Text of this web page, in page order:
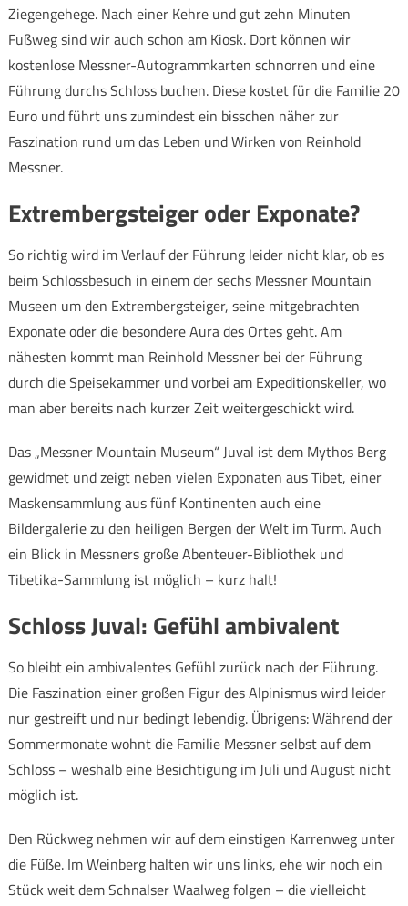
Ziegengehege. Nach einer Kehre und gut zehn Minuten
Fußweg sind wir auch schon am Kiosk. Dort können wir
kostenlose Messner-Autogrammkarten schnorren und eine
Führung durchs Schloss buchen. Diese kostet für die Familie 20
Euro und führt uns zumindest ein bisschen näher zur
Faszination rund um das Leben und Wirken von Reinhold
Messner.
Extrembergsteiger oder Exponate?
So richtig wird im Verlauf der Führung leider nicht klar, ob es
beim Schlossbesuch in einem der sechs Messner Mountain
Museen um den Extrembergsteiger, seine mitgebrachten
Exponate oder die besondere Aura des Ortes geht. Am
nähesten kommt man Reinhold Messner bei der Führung
durch die Speisekammer und vorbei am Expeditionskeller, wo
man aber bereits nach kurzer Zeit weitergeschickt wird.
Das „Messner Mountain Museum“ Juval ist dem Mythos Berg
gewidmet und zeigt neben vielen Exponaten aus Tibet, einer
Maskensammlung aus fünf Kontinenten auch eine
Bildergalerie zu den heiligen Bergen der Welt im Turm. Auch
ein Blick in Messners große Abenteuer-Bibliothek und
Tibetika-Sammlung ist möglich – kurz halt!
Schloss Juval: Gefühl ambivalent
So bleibt ein ambivalentes Gefühl zurück nach der Führung.
Die Faszination einer großen Figur des Alpinismus wird leider
nur gestreift und nur bedingt lebendig. Übrigens: Während der
Sommermonate wohnt die Familie Messner selbst auf dem
Schloss – weshalb eine Besichtigung im Juli und August nicht
möglich ist.
Den Rückweg nehmen wir auf dem einstigen Karrenweg unter
die Füße. Im Weinberg halten wir uns links, ehe wir noch ein
Stück weit dem Schnalser Waalweg folgen – die vielleicht